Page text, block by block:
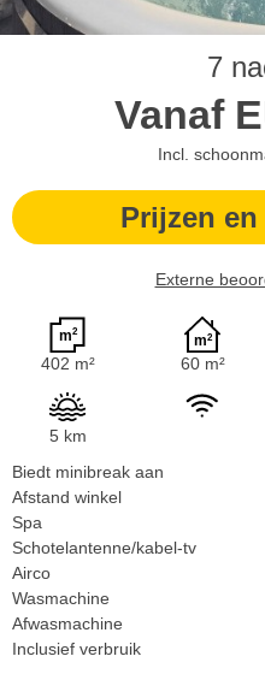
7
Vanaf
Incl.
Prijzen
Externe
402 m² 60 m²
5 km
Biedt minibreak aan
Afstand winkel
Spa
Schotelantenne/kabel-tv
Airco
Wasmachine
Afwasmachine
Inclusief verbruik